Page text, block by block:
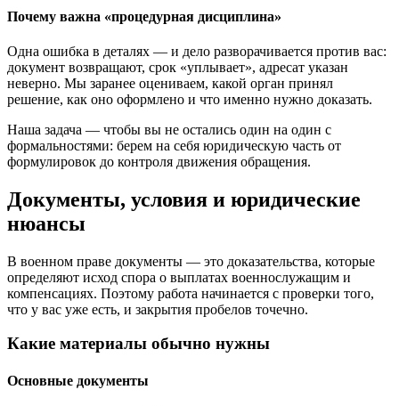
Почему важна «процедурная дисциплина»
Одна ошибка в деталях — и дело разворачивается против вас:
документ возвращают, срок «уплывает», адресат указан
неверно. Мы заранее оцениваем, какой орган принял
решение, как оно оформлено и что именно нужно доказать.
Наша задача — чтобы вы не остались один на один с
формальностями: берем на себя юридическую часть от
формулировок до контроля движения обращения.
Документы, условия и юридические
нюансы
В военном праве документы — это доказательства, которые
определяют исход спора о выплатах военнослужащим и
компенсациях. Поэтому работа начинается с проверки того,
что у вас уже есть, и закрытия пробелов точечно.
Какие материалы обычно нужны
Основные документы